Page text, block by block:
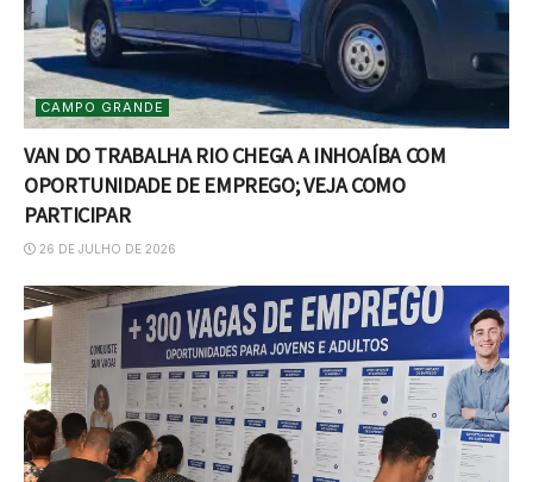
CAMPO GRANDE
VAN DO TRABALHA RIO CHEGA A INHOAÍBA COM
OPORTUNIDADE DE EMPREGO; VEJA COMO
PARTICIPAR
26 DE JULHO DE 2026